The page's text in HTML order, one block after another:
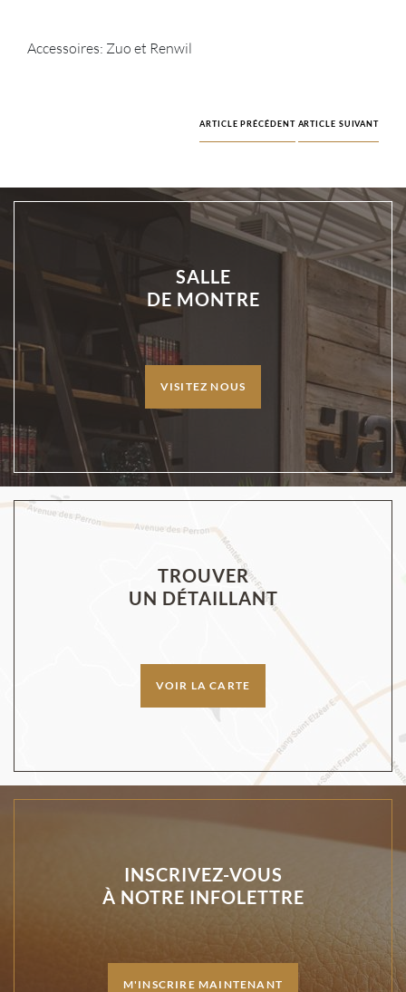
Accessoires: Zuo et Renwil
ARTICLE PRÉCÉDENT ARTICLE SUIVANT
SALLE
DE MONTRE
VISITEZ NOUS
TROUVER
UN DÉTAILLANT
VOIR LA CARTE
INSCRIVEZ-VOUS
À NOTRE INFOLETTRE
M'INSCRIRE MAINTENANT